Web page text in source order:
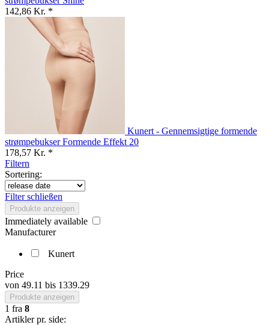
142,86 Kr. *
Kunert - Gennemsigtige formende
strømpebukser Formende Effekt 20
178,57 Kr. *
Filtern
Sortering:
Filter schließen
Produkte anzeigen
Immediately available
Manufacturer
Kunert
Price
von 49.11 bis 1339.29
Produkte anzeigen
1 fra 8
Artikler pr. side: